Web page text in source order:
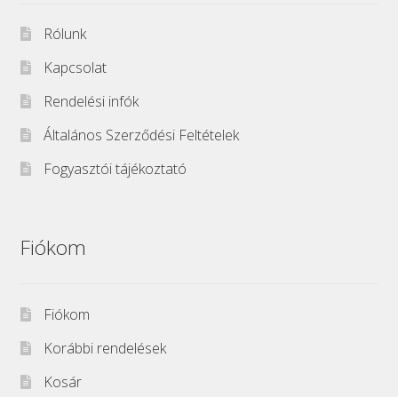
Rólunk
Kapcsolat
Rendelési infók
Általános Szerződési Feltételek
Fogyasztói tájékoztató
Fiókom
Fiókom
Korábbi rendelések
Kosár